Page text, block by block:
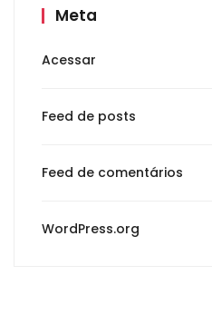
Meta
Acessar
Feed de posts
Feed de comentários
WordPress.org